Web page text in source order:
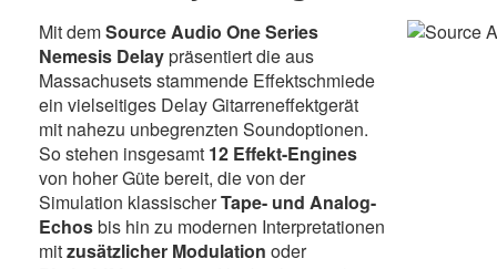
Mit demSource Audio One Series
Nemesis Delaypräsentiert die aus
Massachusets stammende Effektschmiede
ein vielseitiges Delay Gitarreneffektgerät
mit nahezu unbegrenzten Soundoptionen.
So stehen insgesamt 12 Effekt-Engines
von hoher Güte bereit, die von der
Simulation klassischerTape- und Analog-
Echosbis hin zu modernen Interpretationen
mitzusätzlicher Modulation oder